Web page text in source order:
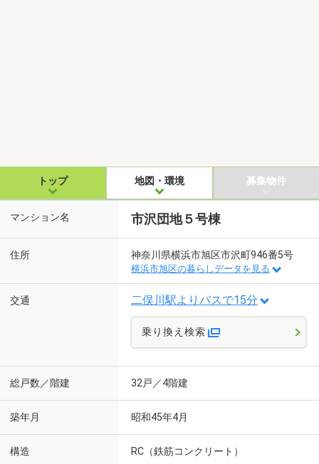
トップ 地図・環境 募集物件
マンション名 市沢団地５号棟
住所 神奈川県横浜市旭区市沢町946番5号
横浜市旭区の暮らしデータを見る
交通 二俣川駅よりバスで15分
乗り換え検索
総戸数／階建 32戸／4階建
築年月 昭和45年4月
構造 RC（鉄筋コンクリート）